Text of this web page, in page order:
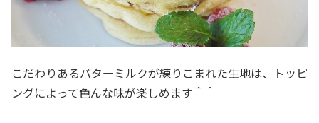
こだわりあるバターミルクが練りこまれた生地は、トッピ
ングによって色んな味が楽しめます＾＾